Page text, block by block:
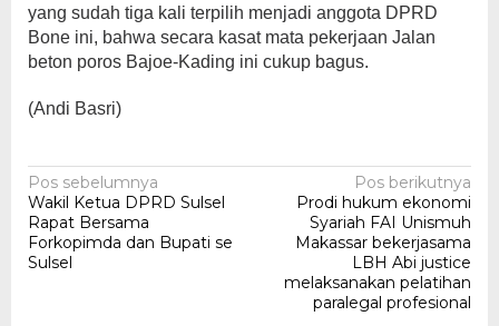
yang sudah tiga kali terpilih menjadi anggota DPRD
Bone ini, bahwa secara kasat mata pekerjaan Jalan
beton poros Bajoe-Kading ini cukup bagus.
(Andi Basri)
Navigasi
pos
Pos sebelumnya
Wakil Ketua DPRD Sulsel
Rapat Bersama
Forkopimda dan Bupati se
Sulsel
Pos berikutnya
Prodi hukum ekonomi
Syariah FAI Unismuh
Makassar bekerjasama
LBH Abi justice
melaksanakan pelatihan
paralegal profesional